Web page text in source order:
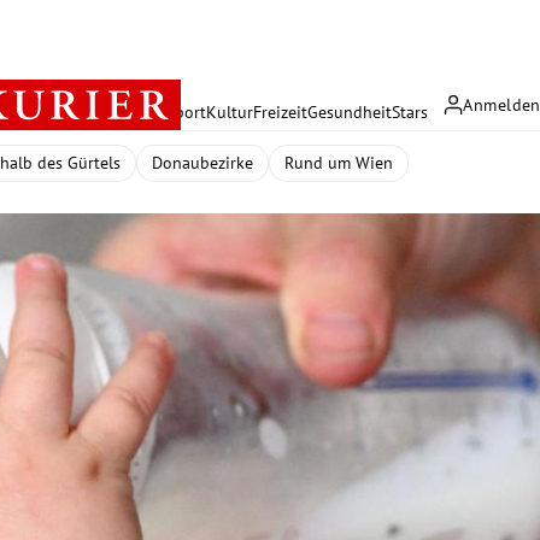
Anmelden
PolitikWirtschaft SportKulturFreizeitGesundheitStars
des Gürtels Donaubezirke Rund um Wien